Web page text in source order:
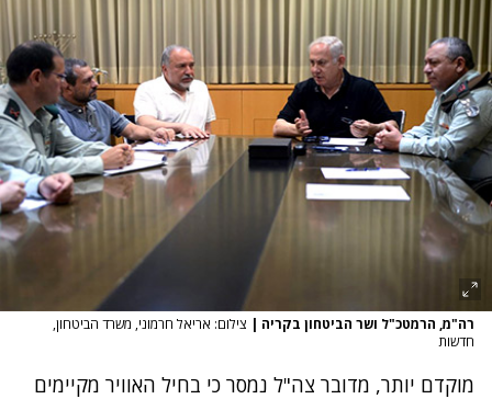
רה"מ, הרמטכ"ל ושר הביטחון בקריה | צילום: אריאל חרמוני, משרד הביטחון,
חדשות
מוקדם יותר, מדובר צה"ל נמסר כי בחיל האוויר מקיימים